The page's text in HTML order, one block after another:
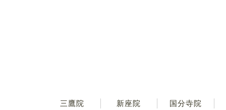
三鷹院 新座院 国分寺院